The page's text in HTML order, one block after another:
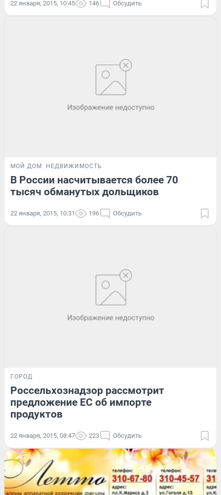
22 января, 2015, 10:45 146 Обсудить
МОЙ ДОМ НЕДВИЖИМОСТЬ
В России насчитывается более 70
тысяч обманутых дольщиков
22 января, 2015, 10:31 196 Обсудить
ГОРОД
Россельхознадзор рассмотрит
предложение ЕС об импорте
продуктов
22 января, 2015, 08:47 223 Обсудить